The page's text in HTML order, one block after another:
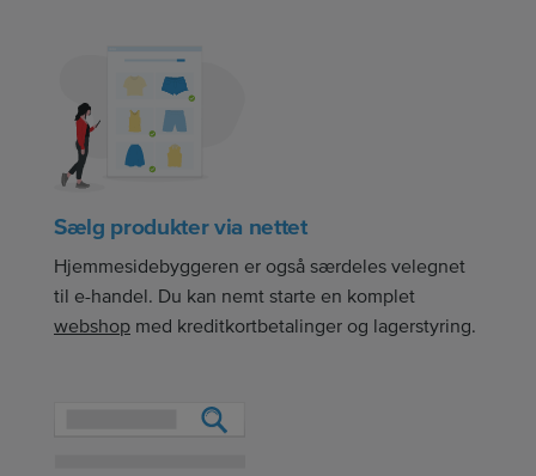
Sælg produkter via nettet
Hjemmesidebyggeren er også særdeles velegnet
til e-handel. Du kan nemt starte en komplet
webshop med kreditkortbetalinger og lagerstyring.